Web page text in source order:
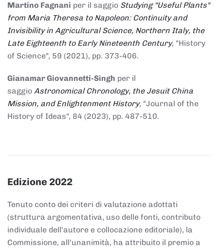
Martino Fagnani per il saggio Studying "Useful Plants"
from Maria Theresa to Napoleon: Continuity and
Invisibility in Agricultural Science, Northern Italy, the
Late Eighteenth to Early Nineteenth Century, "History
of Science", 59 (2021), pp. 373-406.
Gianamar Giovannetti-Singh per il
saggio Astronomical Chronology, the Jesuit China
Mission, and Enlightenment History, "Journal of the
History of Ideas", 84 (2023), pp. 487-510.
Edizione 2022
Tenuto conto dei criteri di valutazione adottati
(struttura argomentativa, uso delle fonti, contributo
individuale dell'autore e collocazione editoriale), la
Commissione, all'unanimità, ha attribuito il premio a